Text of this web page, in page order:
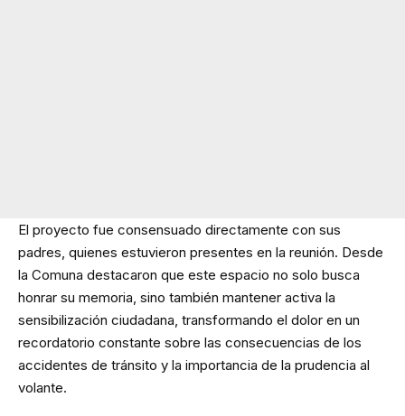
El proyecto fue consensuado directamente con sus
padres, quienes estuvieron presentes en la reunión. Desde
la Comuna destacaron que este espacio no solo busca
honrar su memoria, sino también mantener activa la
sensibilización ciudadana, transformando el dolor en un
recordatorio constante sobre las consecuencias de los
accidentes de tránsito y la importancia de la prudencia al
volante.